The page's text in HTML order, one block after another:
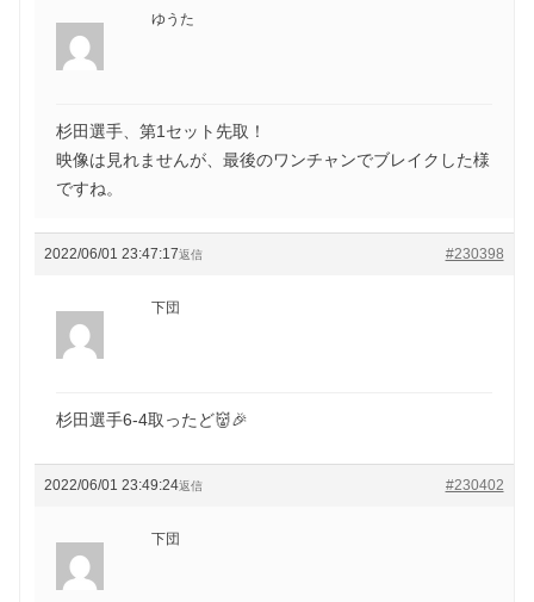
ゆうた
杉田選手、第1セット先取！
映像は見れませんが、最後のワンチャンでブレイクした様
ですね。
2022/06/01 23:47:17 #230398
返信
下団
杉田選手6-4取ったど👹🎉
2022/06/01 23:49:24 #230402
返信
下団